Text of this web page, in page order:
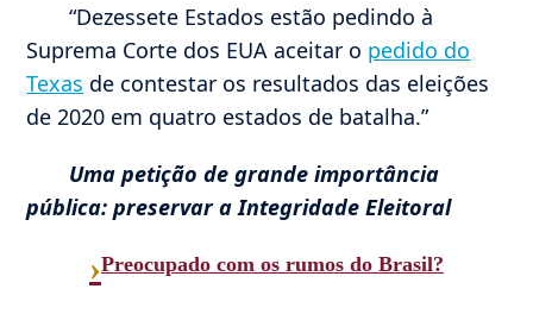
“Dezessete Estados estão pedindo à
Suprema Corte dos EUA aceitar o pedido do
Texas de contestar os resultados das eleições
de 2020 em quatro estados de batalha.”
Uma petição de grande importância
pública: preservar a Integridade Eleitoral
›Preocupado com os rumos do Brasil?